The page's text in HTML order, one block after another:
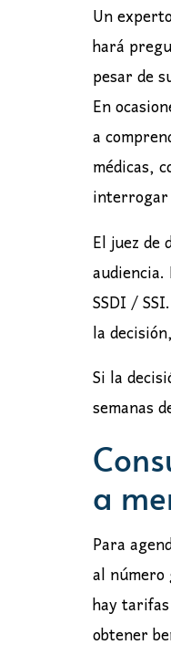
Un
hará
pesar de
En
a
médicas,
El juez
SSDI /
la
Si la
semanas
a
Para
al
hay
obtener